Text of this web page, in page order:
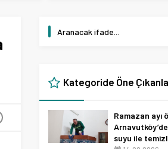
Kategoride Öne
Ramazan ayı
suyu ile